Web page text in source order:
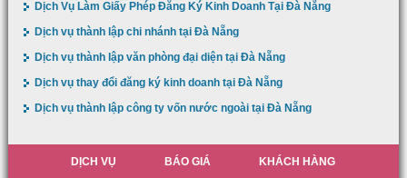
Dịch Vụ Làm Giấy Phép Đăng Ký Kinh Doanh Tại Đà Nẵng
Dịch vụ thành lập chi nhánh tại Đà Nẵng
Dịch vụ thành lập văn phòng đại diện tại Đà Nẵng
Dịch vụ thay đổi đăng ký kinh doanh tại Đà Nẵng
Dịch vụ thành lập công ty vốn nước ngoài tại Đà Nẵng
DỊCH VỤ BÁO GIÁ KHÁCH HÀNG